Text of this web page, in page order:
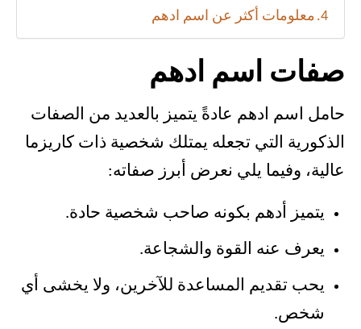
معلومات أكثر عن اسم ادهم
صفات اسم ادهم
حامل اسم ادهم عادةً يتميز بالعديد من الصفات
الذكورية التي تجعله يمتلك شخصية ذات كاريزما
عالية، وفيما يلي نعرض أبرز صفاته:
يتميز أدهم بكونه صاحب شخصية حادة.
يعرف عنه القوة والشجاعة.
يحب تقديم المساعدة للآخرين، ولا يخشى أي
شخص.